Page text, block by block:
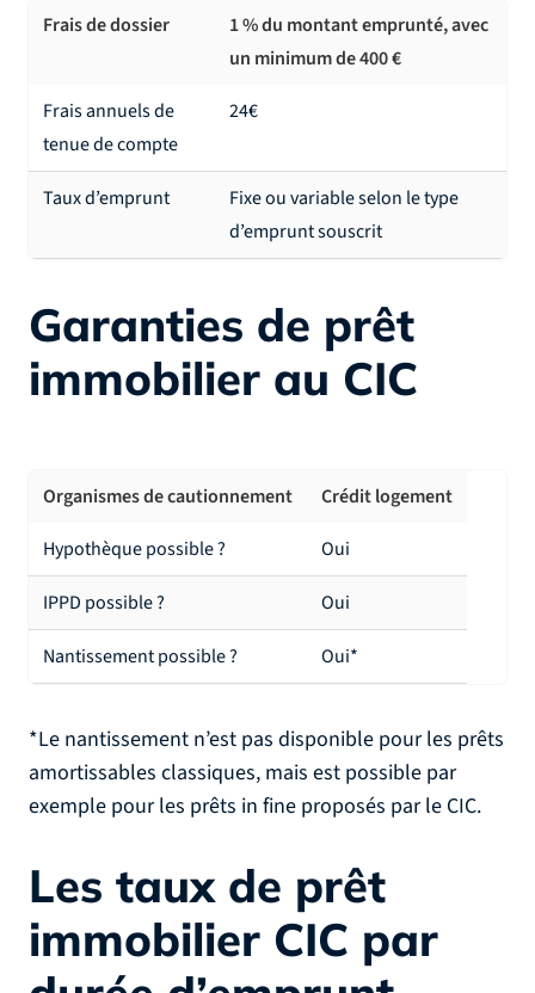
Frais de dossier
1 % du montant emprunté, avec
un minimum de 400 €
Frais annuels de
tenue de compte
24€
Taux d’emprunt
Fixe ou variable selon le type
d’emprunt souscrit
Garanties de prêt
immobilier au CIC
Organismes de cautionnement
Crédit logement
Hypothèque possible ?
Oui
IPPD possible ? Oui
Nantissement possible ? Oui*
*Le nantissement n’est pas disponible pour les prêts
amortissables classiques, mais est possible par
exemple pour les prêts in fine proposés par le CIC.
Les taux de prêt
immobilier CIC par